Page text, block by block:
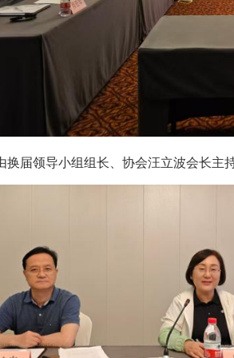
换届领导小组组长、协会汪立波会长主